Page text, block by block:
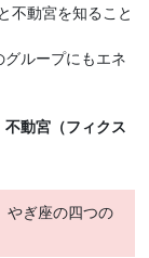
不動宮を知ること
ループにもエネ
不動宮（フィクス
やぎ座の四つの